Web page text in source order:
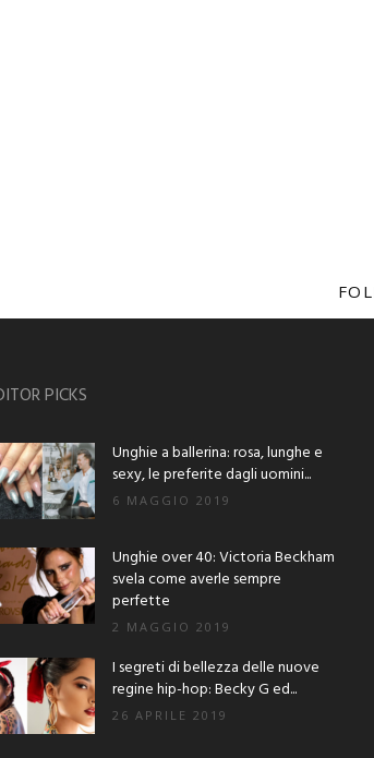
PICKS
Unghie a ballerina: rosa, lunghe e
sexy, le preferite dagli uomini...
6 MAGGIO 2019
Unghie over 40: Victoria Beckham
svela come averle sempre
perfette
2 MAGGIO 2019
I segreti di bellezza delle nuove
regine hip-hop: Becky G ed...
26 APRILE 2019